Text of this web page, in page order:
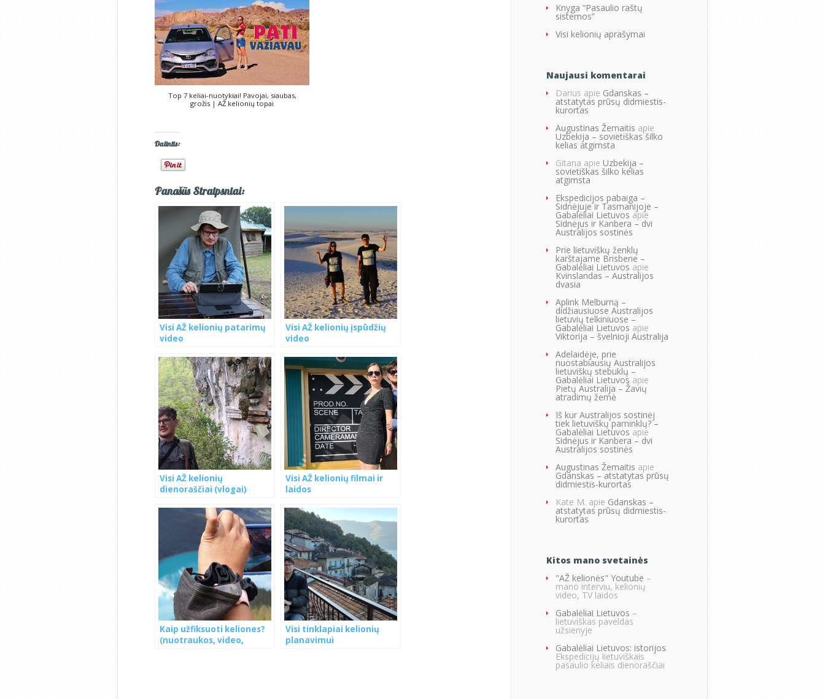
Top 7 keliai-nuotykiai! Pavojai, siaubas,
grožis | AŽ kelionių topai
Dalintis:
Panašūs Straipsniai:
Visi AŽ kelionių patarimų
video
Visi AŽ kelionių įspūdžių
video
Visi AŽ kelionių
dienoraščiai (vlogai)
Visi AŽ kelionių filmai ir
laidos
Kaip užfiksuoti keliones?
(nuotraukos, video,
Visi tinklapiai kelionių
planavimui
Knyga “Pasaulio raštų
sistemos”
Visi kelionių aprašymai
Naujausi komentarai
Darius apie Gdanskas –
atstatytas prūsų didmiestis-
kurortas
Augustinas Žemaitis apie
Uzbekija – sovietiškas šilko
kelias atgimsta
Gitana apie Uzbekija –
sovietiškas šilko kelias
atgimsta
Ekspedicijos pabaiga –
Sidnėjuje ir Tasmanijoje –
Gabalėliai Lietuvos apie
Sidnėjus ir Kanbera – dvi
Australijos sostinės
Prie lietuviškų ženklų
karštajame Brisbene –
Gabalėliai Lietuvos apie
Kvinslandas – Australijos
dvasia
Aplink Melburną –
didžiausiuose Australijos
lietuvių telkiniuose –
Gabalėliai Lietuvos apie
Viktorija – švelnioji Australija
Adelaidėje, prie
nuostabiausių Australijos
lietuviškų stebuklų –
Gabalėliai Lietuvos apie
Pietų Australija – Žavių
atradimų žemė
Iš kur Australijos sostinėj
tiek lietuviškų paminklų? –
Gabalėliai Lietuvos apie
Sidnėjus ir Kanbera – dvi
Australijos sostinės
Augustinas Žemaitis apie
Gdanskas – atstatytas prūsų
didmiestis-kurortas
Kate M. apie Gdanskas –
atstatytas prūsų didmiestis-
kurortas
Kitos mano svetainės
"AŽ kelionės" Youtube –
mano interviu, kelionių
video, TV laidos
Gabalėliai Lietuvos –
lietuviškas paveldas
užsienyje
Gabalėliai Lietuvos: istorijos
Ekspedicijų lietuviškais
pasaulio keliais dienoraščiai